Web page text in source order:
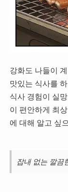
강화도 나들이
맛있는 식사를
식사 경험이 실
이 편안하게 최
에 대해 알고 싶
잡내 없는 깔끔